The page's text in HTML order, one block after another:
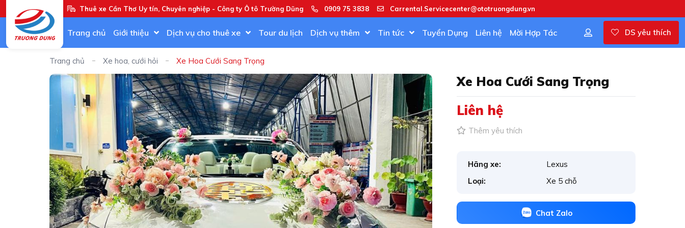
Thuê xe Cần Thơ Uy tín, Chuyên nghiệp - Công ty Ô tô Trường Dũng 0909 75 3838 Carrental.Servicecenter@ototruongdung.vn
Trang chủ Giới thiệu Dịch vụ cho thuê xe Tour du lịch Dịch vụ thêm Tin tức Tuyển Dụng Liên hệ Mời Hợp Tác DS yêu thích
Trang chủ Xe hoa, cưới hỏi Xe Hoa Cưới Sang Trọng
Xe Hoa Cưới Sang Trọng
Liên hệ
Thêm yêu thích
Hãng xe:
Lexus
Loại:
Xe 5 chỗ
Chat Zalo